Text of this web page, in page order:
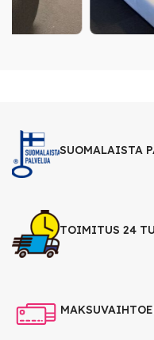
SUOMALAISTA
TOIMITUS 24